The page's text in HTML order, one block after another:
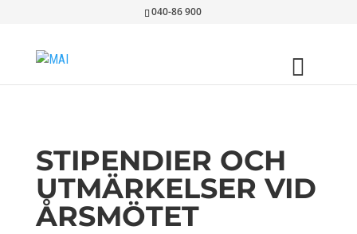
040-86 900
STIPENDIER OCH
UTMÄRKELSER VID
ÅRSMÖTET